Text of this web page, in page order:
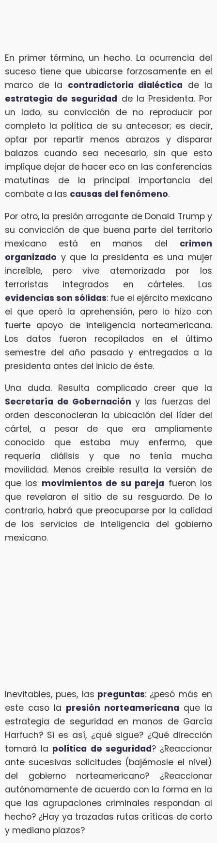
En primer término, un hecho. La ocurrencia del
suceso tiene que ubicarse forzosamente en el
marco de la contradictoria dialéctica de la
estrategia de seguridad de la Presidenta. Por
un lado, su convicción de no reproducir por
completo la política de su antecesor; es decir,
optar por repartir menos abrazos y disparar
balazos cuando sea necesario, sin que esto
implique dejar de hacer eco en las conferencias
matutinas de la principal importancia del
combate a las causas del fenómeno.
Por otro, la presión arrogante de Donald Trump y
su convicción de que buena parte del territorio
mexicano está en manos del crimen
organizado y que la presidenta es una mujer
increíble, pero vive atemorizada por los
terroristas integrados en cárteles. Las
evidencias son sólidas: fue el ejército mexicano
el que operó la aprehensión, pero lo hizo con
fuerte apoyo de inteligencia norteamericana.
Los datos fueron recopilados en el último
semestre del año pasado y entregados a la
presidenta antes del inicio de éste.
Una duda. Resulta complicado creer que la
Secretaría de Gobernacióny las fuerzas del
orden desconocieran la ubicación del líder del
cártel, a pesar de que era ampliamente
conocido que estaba muy enfermo, que
requería diálisis y que no tenía mucha
movilidad. Menos creíble resulta la versión de
que los movimientos de su pareja fueron los
que revelaron el sitio de su resguardo. De lo
contrario, habrá que preocuparse por la calidad
de los servicios de inteligencia del gobierno
mexicano.
Inevitables, pues, las preguntas: ¿pesó más en
este caso la presión norteamericana que la
estrategia de seguridad en manos de García
Harfuch? Si es así, ¿qué sigue? ¿Qué dirección
tomará la política de seguridad? ¿Reaccionar
ante sucesivas solicitudes (bajémosle el nivel)
del gobierno norteamericano? ¿Reaccionar
autónomamente de acuerdo con la forma en la
que las agrupaciones criminales respondan al
hecho? ¿Hay ya trazadas rutas críticas de corto
y mediano plazos?